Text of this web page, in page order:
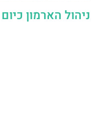
ניהול הארמון כיום